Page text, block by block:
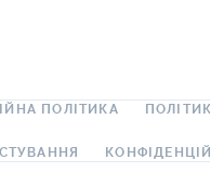
ПОЛІТИКА